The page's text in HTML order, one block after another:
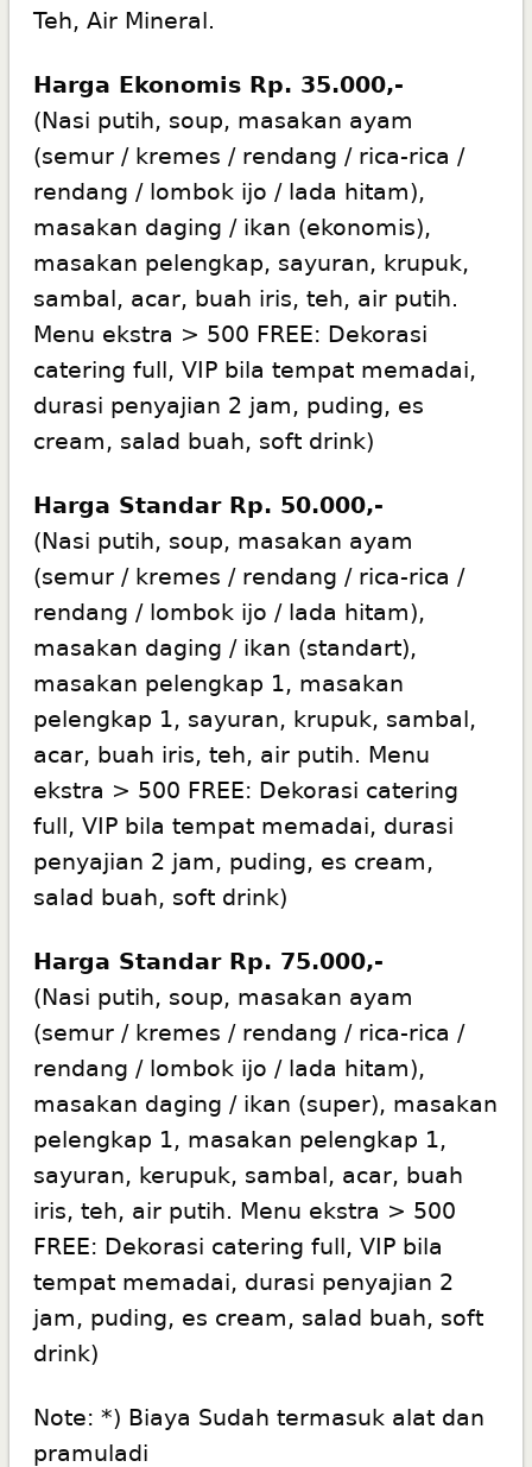
Teh, Air Mineral.
Harga Ekonomis Rp. 35.000,-
(Nasi putih, soup, masakan ayam
(semur / kremes / rendang / rica-rica /
rendang / lombok ijo / lada hitam),
masakan daging / ikan (ekonomis),
masakan pelengkap, sayuran, krupuk,
sambal, acar, buah iris, teh, air putih.
Menu ekstra > 500 FREE: Dekorasi
catering full, VIP bila tempat memadai,
durasi penyajian 2 jam, puding, es
cream, salad buah, soft drink)
Harga Standar Rp. 50.000,-
(Nasi putih, soup, masakan ayam
(semur / kremes / rendang / rica-rica /
rendang / lombok ijo / lada hitam),
masakan daging / ikan (standart),
masakan pelengkap 1, masakan
pelengkap 1, sayuran, krupuk, sambal,
acar, buah iris, teh, air putih. Menu
ekstra > 500 FREE: Dekorasi catering
full, VIP bila tempat memadai, durasi
penyajian 2 jam, puding, es cream,
salad buah, soft drink)
Harga Standar Rp. 75.000,-
(Nasi putih, soup, masakan ayam
(semur / kremes / rendang / rica-rica /
rendang / lombok ijo / lada hitam),
masakan daging / ikan (super), masakan
pelengkap 1, masakan pelengkap 1,
sayuran, kerupuk, sambal, acar, buah
iris, teh, air putih. Menu ekstra > 500
FREE: Dekorasi catering full, VIP bila
tempat memadai, durasi penyajian 2
jam, puding, es cream, salad buah, soft
drink)
Note: *) Biaya Sudah termasuk alat dan
pramuladi